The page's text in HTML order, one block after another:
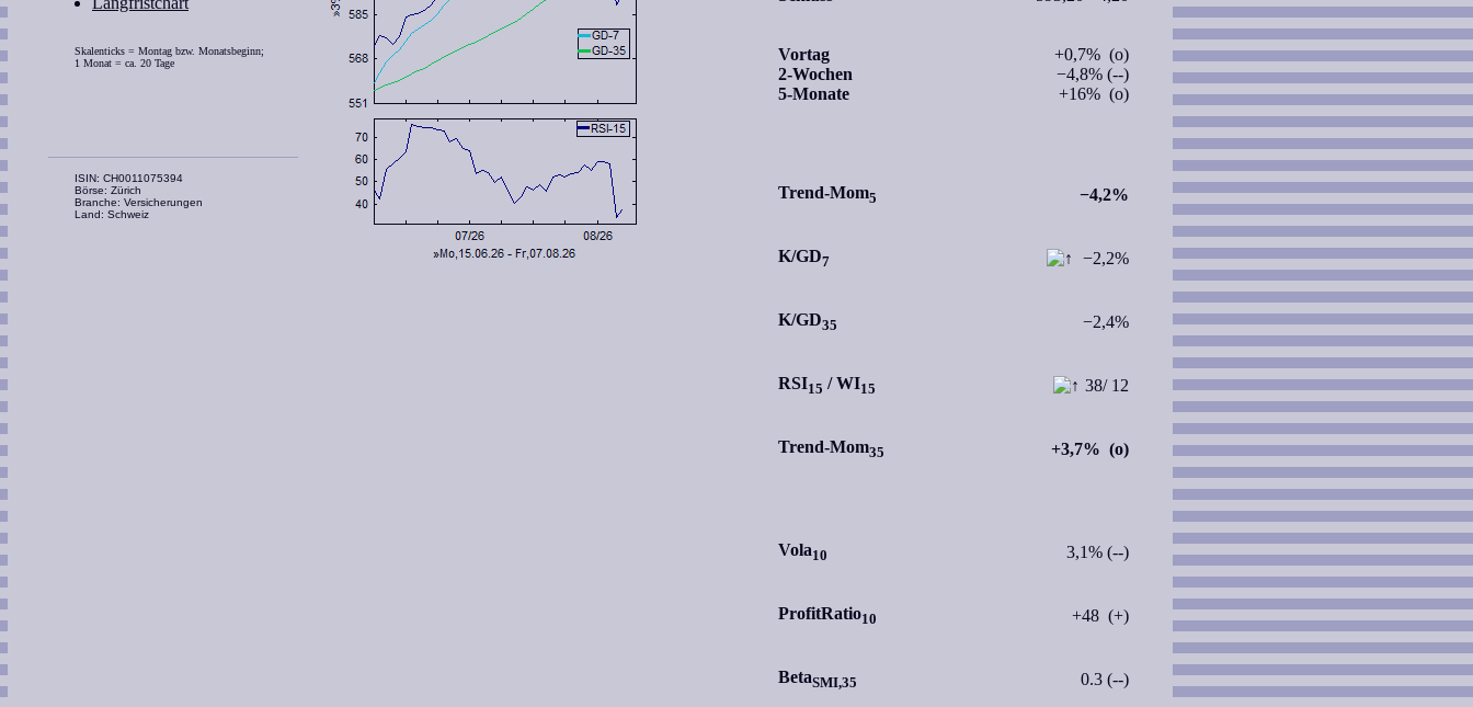
Skalenticks = Montag bzw. Monatsbeginn;
1 Monat = ca. 20 Tage
ISIN: CH0011075394
Börse: Zürich
Branche: Versicherungen
Land: Schweiz
Vortag
2-Wochen
5-Monate
+0,7% (o)
−4,8% (--)
+16% (o)
Trend-Mom5 −4,2%
K/GD7 −2,2%
K/GD35 −2,4%
RSI15 /WI15 38/ 12
Trend-Mom35 +3,7% (o)
Vola10 3,1% (--)
ProfitRatio10 +48 (+)
BetaSMI,35 0.3 (--)